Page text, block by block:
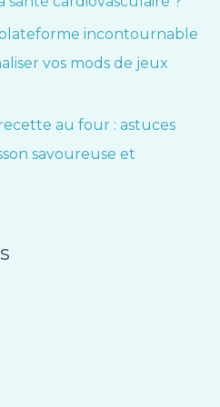
incontournable
vos mods de jeux
au four : astuces
savoureuse et